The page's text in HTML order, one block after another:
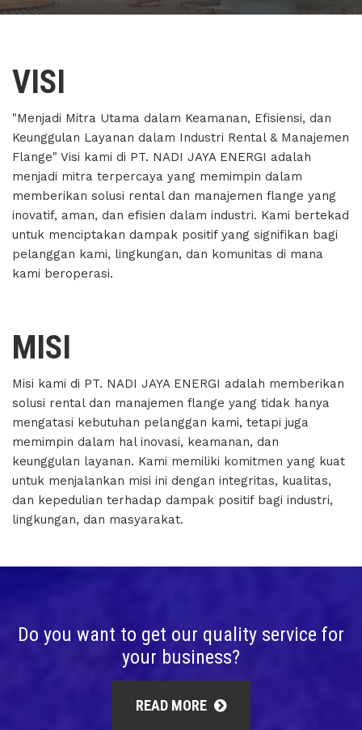
VISI
"Menjadi Mitra Utama dalam Keamanan, Efisiensi, dan
Keunggulan Layanan dalam Industri Rental & Manajemen
Flange" Visi kami di PT. NADI JAYA ENERGI adalah
menjadi mitra terpercaya yang memimpin dalam
memberikan solusi rental dan manajemen flange yang
inovatif, aman, dan efisien dalam industri. Kami bertekad
untuk menciptakan dampak positif yang signifikan bagi
pelanggan kami, lingkungan, dan komunitas di mana
kami beroperasi.
MISI
Misi kami di PT. NADI JAYA ENERGI adalah memberikan
solusi rental dan manajemen flange yang tidak hanya
mengatasi kebutuhan pelanggan kami, tetapi juga
memimpin dalam hal inovasi, keamanan, dan
keunggulan layanan. Kami memiliki komitmen yang kuat
untuk menjalankan misi ini dengan integritas, kualitas,
dan kepedulian terhadap dampak positif bagi industri,
lingkungan, dan masyarakat.
Do you want to get our quality service for
your business?
READ MORE